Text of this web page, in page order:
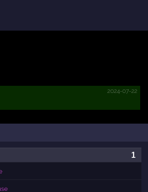
2024-07-22
1